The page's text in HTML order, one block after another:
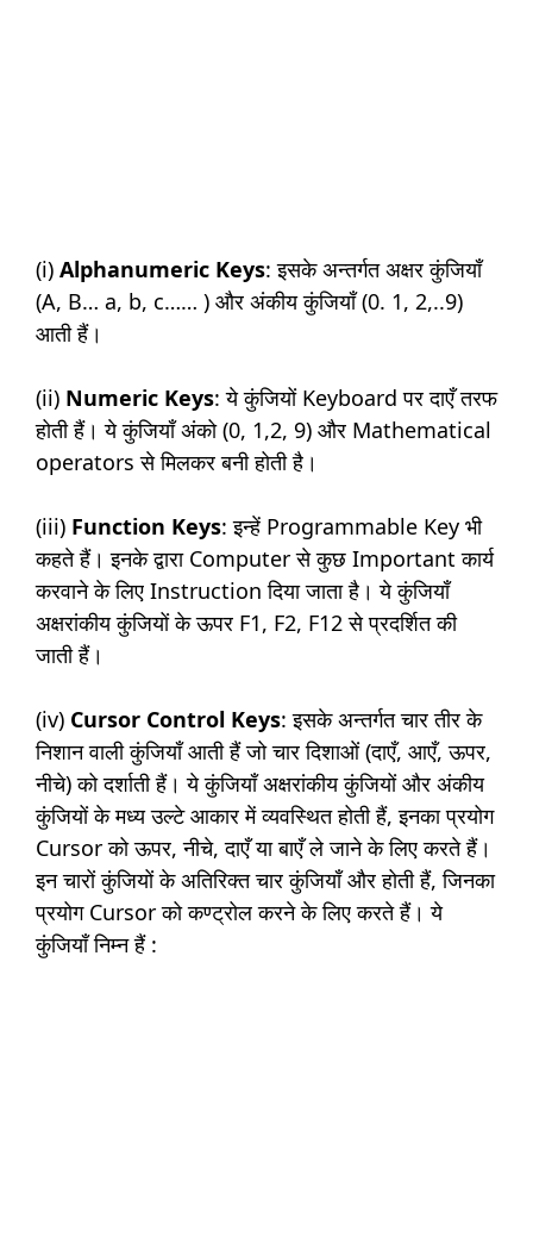
(i) Alphanumeric Keys: इसके अन्तर्गत अक्षर कुंजियाँ
(A, B… a, b, c…… ) और अंकीय कुंजियाँ (0. 1, 2,..9)
आती हैं।
(ii) Numeric Keys: ये कुंजियों Keyboard पर दाएँ तरफ
होती हैं। ये कुंजियाँ अंको (0, 1,2, 9) और Mathematical
operators से मिलकर बनी होती है।
(iii) Function Keys: इन्हें Programmable Key भी
कहते हैं। इनके द्वारा Computer से कुछ Important कार्य
करवाने के लिए Instruction दिया जाता है। ये कुंजियाँ
अक्षरांकीय कुंजियों के ऊपर F1, F2, F12 से प्रदर्शित की
जाती हैं।
(iv) Cursor Control Keys: इसके अन्तर्गत चार तीर के
निशान वाली कुंजियाँ आती हैं जो चार दिशाओं (दाएँ, आएँ, ऊपर,
नीचे) को दर्शाती हैं। ये कुंजियाँ अक्षरांकीय कुंजियों और अंकीय
कुंजियों के मध्य उल्टे आकार में व्यवस्थित होती हैं, इनका प्रयोग
Cursor को ऊपर, नीचे, दाएँ या बाएँ ले जाने के लिए करते हैं।
इन चारों कुंजियों के अतिरिक्त चार कुंजियाँ और होती हैं, जिनका
प्रयोग Cursor को कण्ट्रोल करने के लिए करते हैं। ये
कुंजियाँ निम्न हैं :